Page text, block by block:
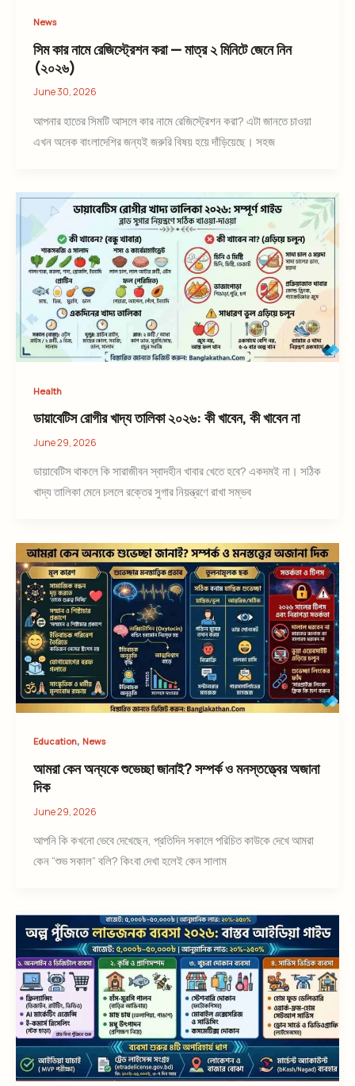
News
সিম কার নামে রেজিস্ট্রেশন করা — মাত্র ২ মিনিটে জেনে নিন
(২০২৬)
June 30, 2026
আপনার হাতের সিমটি আসলে কার নামে রেজিস্ট্রেশন করা? এটা জানতে চাওয়া
এখন অনেক বাংলাদেশির জন্যই জরুরি বিষয় হয়ে দাঁড়িয়েছে। সহজ
Health
ডায়াবেটিস রোগীর খাদ্য তালিকা ২০২৬: কী খাবেন, কী খাবেন না
June 29, 2026
ডায়াবেটিস থাকলে কি সারাজীবন স্বাদহীন খাবার খেতে হবে? একদমই না। সঠিক
খাদ্য তালিকা মেনে চললে রক্তের সুগার নিয়ন্ত্রণে রাখা সম্ভব
Education, News
আমরা কেন অন্যকে শুভেচ্ছা জানাই? সম্পর্ক ও মনস্তত্ত্বের অজানা
দিক
June 29, 2026
আপনি কি কখনো ভেবে দেখেছেন, প্রতিদিন সকালে পরিচিত কাউকে দেখে আমরা
কেন “শুভ সকাল” বলি? কিংবা দেখা হলেই কেন সালাম